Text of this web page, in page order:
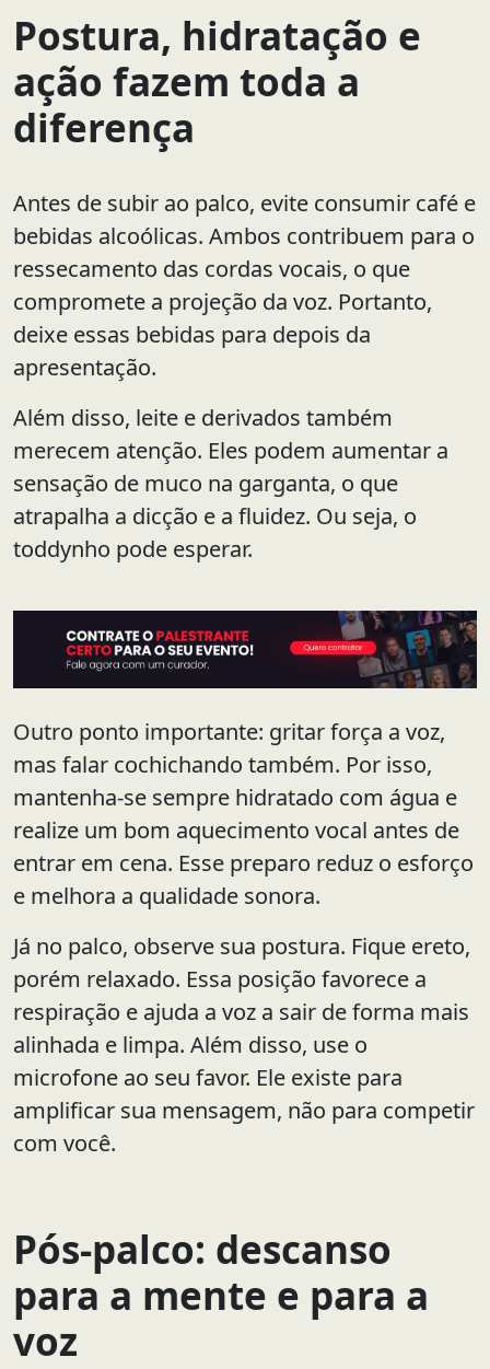
Postura, hidratação e
ação fazem toda a
diferença
Antes de subir ao palco, evite consumir café e
bebidas alcoólicas. Ambos contribuem para o
ressecamento das cordas vocais, o que
compromete a projeção da voz. Portanto,
deixe essas bebidas para depois da
apresentação.
Além disso, leite e derivados também
merecem atenção. Eles podem aumentar a
sensação de muco na garganta, o que
atrapalha a dicção e a fluidez. Ou seja, o
toddynho pode esperar.
Outro ponto importante: gritar força a voz,
mas falar cochichando também. Por isso,
mantenha-se sempre hidratado com água e
realize um bom aquecimento vocal antes de
entrar em cena. Esse preparo reduz o esforço
e melhora a qualidade sonora.
Já no palco, observe sua postura. Fique ereto,
porém relaxado. Essa posição favorece a
respiração e ajuda a voz a sair de forma mais
alinhada e limpa. Além disso, use o
microfone ao seu favor. Ele existe para
amplificar sua mensagem, não para competir
com você.
Pós-palco: descanso
para a mente e para a
voz